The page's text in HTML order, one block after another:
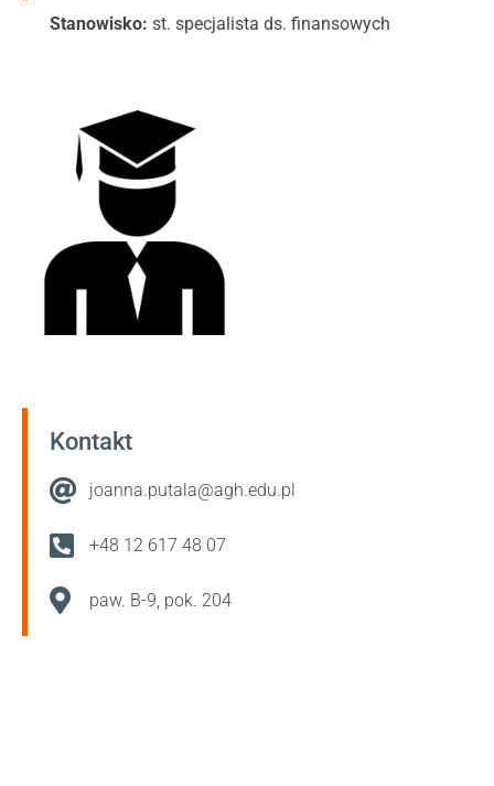
Stanowisko: st. specjalista ds. finansowych
Kontakt
joanna.putala@agh.edu.pl
+48 12 617 48 07
paw. B-9, pok. 204